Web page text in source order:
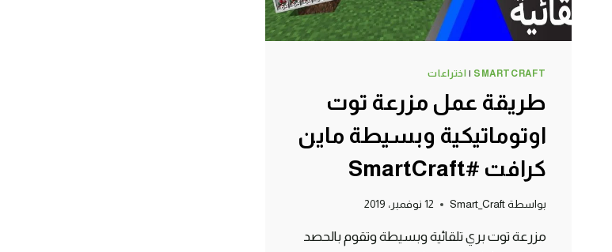
SMARTCRAFT
| اختراعات
طريقة عمل مزرعة توت
اوتوماتيكية وبسيطة ماين
كرافت #SmartCraft
بواسطة Smart_Craft 12 نوفمبر، 2019
مزرعة توت بري تلقائية وبسيطة وتقوم بالحصد